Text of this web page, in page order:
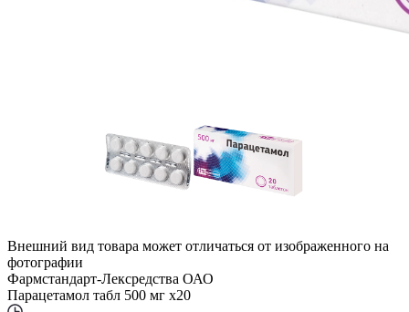
Внешний вид товара может отличаться от изображенного на
фотографии
Фармстандарт-Лексредства ОАО
Парацетамол табл 500 мг x20